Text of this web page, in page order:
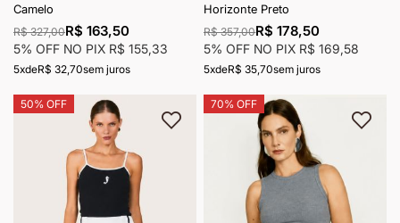
Camelo
R$ 327,00R$ 163,50
5% OFF NO PIX R$ 155,33
5xdeR$ 32,70sem juros
Horizonte Preto
R$ 357,00R$ 178,50
5% OFF NO PIX R$ 169,58
5xdeR$ 35,70sem juros
50% OFF
Adicionar à lista de desejos
70% OFF